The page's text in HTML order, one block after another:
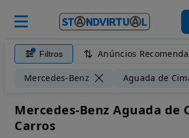
Filtros Anúncios
Mercedes-Benz Aguada de
Mercedes-Benz Aguada de
Carros